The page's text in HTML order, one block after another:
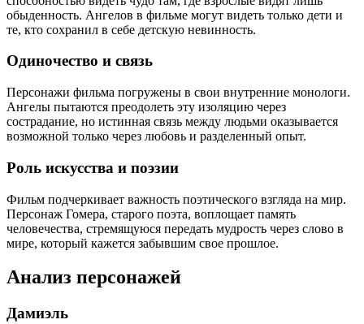
обыденность. Ангелов в фильме могут видеть только дети и
те, кто сохранил в себе детскую невинность.
Одиночество и связь
Персонажи фильма погружены в свои внутренние монологи.
Ангелы пытаются преодолеть эту изоляцию через
сострадание, но истинная связь между людьми оказывается
возможной только через любовь и разделенный опыт.
Роль искусства и поэзии
Фильм подчеркивает важность поэтического взгляда на мир.
Персонаж Гомера, старого поэта, воплощает память
человечества, стремящуюся передать мудрость через слово в
мире, который кажется забывшим свое прошлое.
Анализ персонажей
Дамиэль